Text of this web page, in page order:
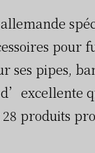
pour
ses pipes,
produits